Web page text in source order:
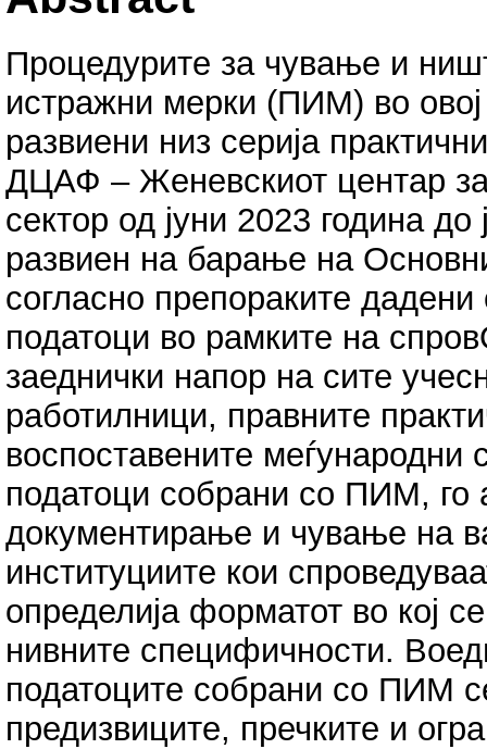
Процедурите за чување и
истражни мерки (ПИМ) во
развиени низ серија
ДЦАФ – Женевскиот центар
сектор од јуни 2023 година
развиен на барање на
согласно препораките
податоци во рамките на
заеднички напор на сите
работилници, правните
воспоставените
податоци собрани со ПИМ, го
документирање и чување на
институциите кои
определија форматот во кој
нивните специфичности.
податоците собрани со ПИМ
предизвиците, пречките и